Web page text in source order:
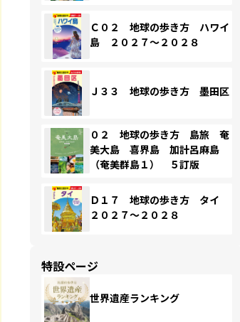
Ｃ０２ 地球の歩き方 ハワイ
島 ２０２７～２０２８
Ｊ３３ 地球の歩き方 墨田区
０２ 地球の歩き方 島旅 奄
美大島 喜界島 加計呂麻島
（奄美群島１） ５訂版
Ｄ１７ 地球の歩き方 タイ
２０２７～２０２８
特設ページ
世界遺産ランキング